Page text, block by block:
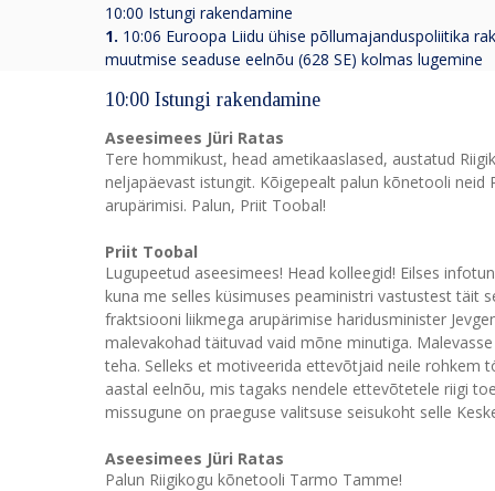
10:00 Istungi rakendamine
1. 10:06 Euroopa Liidu ühise põllumajanduspoliitika
muutmise seaduse eelnõu (628 SE) kolmas lugemine
10:00 Istungi rakendamine
Aseesimees Jüri Ratas
Tere hommikust, head ametikaaslased, austatud
neljapäevast istungit. Kõigepealt palun kõnetooli neid
arupärimisi. Palun, Priit Toobal!
Priit Toobal
Lugupeetud aseesimees! Head kolleegid! Eilses
kuna me selles küsimuses peaministri vastustest täit
fraktsiooni liikmega arupärimise haridusminister
malevakohad täituvad vaid mõne minutiga.
teha. Selleks et motiveerida ettevõtjaid neile rohkem
aastal eelnõu, mis tagaks nendele ettevõtetele riigi
missugune on praeguse valitsuse seisukoht selle
Aseesimees Jüri Ratas
Palun Riigikogu kõnetooli Tarmo Tamme!